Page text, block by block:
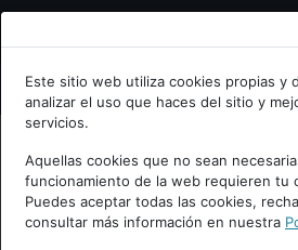
Bienvenid@ a
Escribe tu Email
Accede o regístrate con tu email.
Este sitio web utiliza cookies propias y
analizar el uso que haces del sitio y
servicios.
Aquellas cookies que no sean
funcionamiento de la web requieren tu
Puedes aceptar todas las cookies,
consultar más información en nuestra